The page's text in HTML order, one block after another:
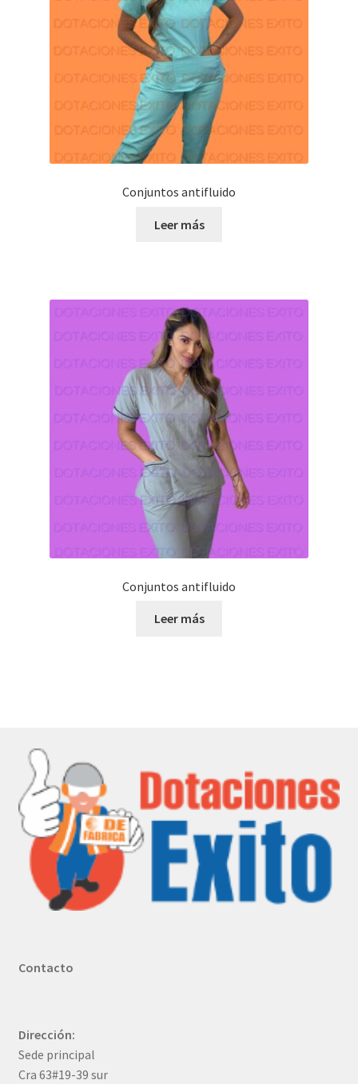
Conjuntos antifluido
Leer más
Conjuntos antifluido
Leer más
Contacto
Dirección:
Sede principal
Cra 63#19-39 sur